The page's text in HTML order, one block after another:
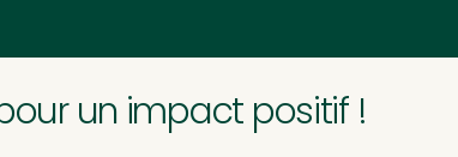
un impact positif !